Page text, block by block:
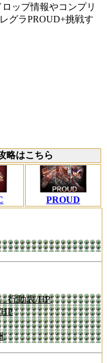
ップ情報やコンプリ
グラPROUD+挑戦す
略はこちら
PROUD
行動表/HP